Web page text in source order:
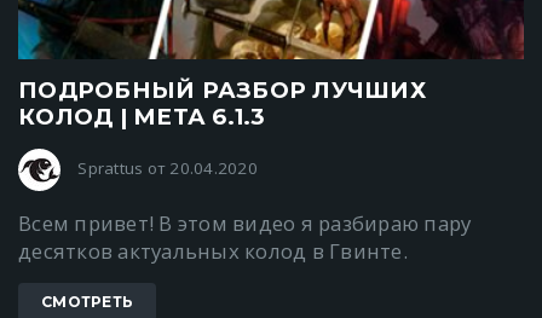
ПОДРОБНЫЙ РАЗБОР ЛУЧШИХ
КОЛОД | МЕТА 6.1.3
Sprattus от 20.04.2020
Всем привет! В этом видео я разбираю пару
десятков актуальных колод в Гвинте.
СМОТРЕТЬ